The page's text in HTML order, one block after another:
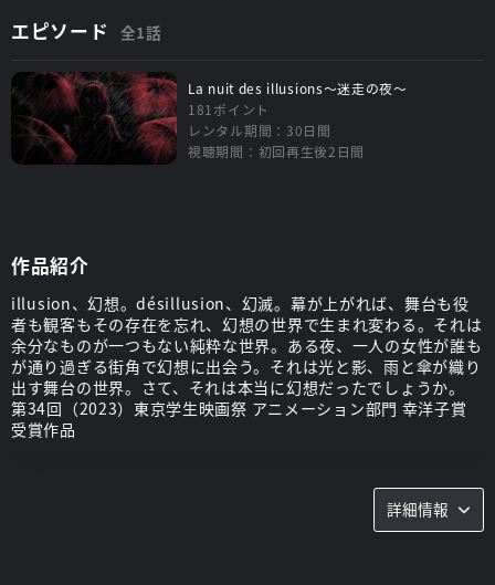
エピソード 全1話
La nuit des illusions～迷走の夜～
181ポイント
レンタル期間：30日間
視聴期間：初回再生後2日間
作品紹介
illusion、幻想。désillusion、幻滅。幕が上がれば、舞台も役
者も観客もその存在を忘れ、幻想の世界で生まれ変わる。それは
余分なものが一つもない純粋な世界。ある夜、一人の女性が誰も
が通り過ぎる街角で幻想に出会う。それは光と影、雨と傘が織り
出す舞台の世界。さて、それは本当に幻想だったでしょうか。
第34回（2023）東京学生映画祭 アニメーション部門 幸洋子賞
受賞作品
詳細情報